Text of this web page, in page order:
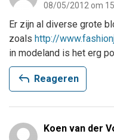
08/05/2012 om
Er zijn al diverse grote
zoals http://
in modeland is het erg
reply Reageren
Koen van der